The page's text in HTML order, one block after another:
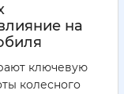
на
ключевую
колесного